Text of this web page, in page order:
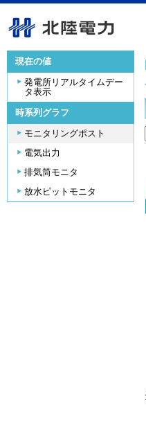
現在の値
発電所リアルタイムデー
タ表示
時系列グラフ
モニタリングポスト
電気出力
排気筒モニタ
放水ピットモニタ